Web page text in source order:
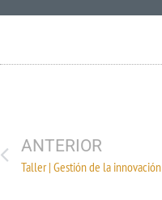
ANTERIOR
Taller | Gestión de la innovación